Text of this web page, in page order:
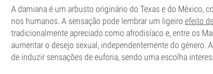
A damiana é um arbusto originário do Texas e do México,
nos humanos. A sensação pode lembrar um ligeiro efeito
tradicionalmente apreciado como afrodisíaco e, entre os
aumentar o desejo sexual, independentemente do género.
de induzir sensações de euforia, sendo uma escolha